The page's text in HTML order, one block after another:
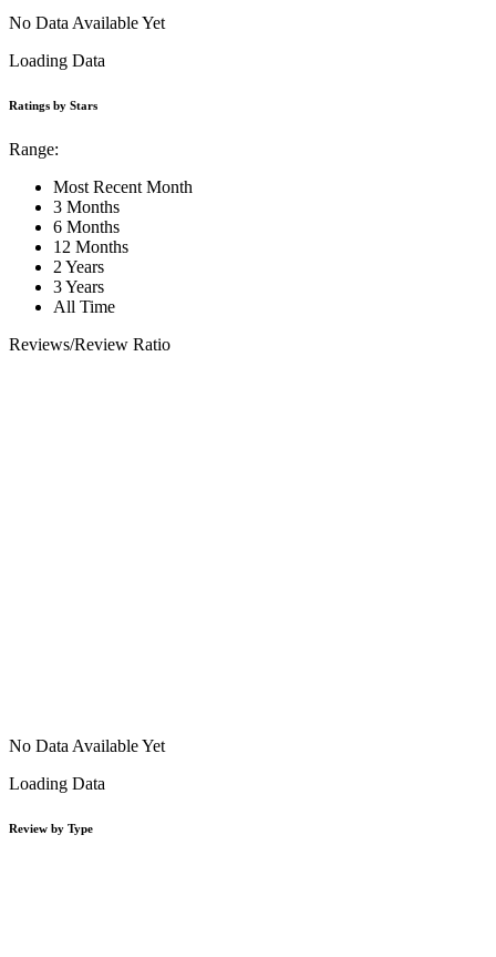
No Data Available Yet
Loading Data
Ratings by Stars
Range:
Most Recent Month
3 Months
6 Months
12 Months
2 Years
3 Years
All Time
Reviews/Review Ratio
No Data Available Yet
Loading Data
Review by Type